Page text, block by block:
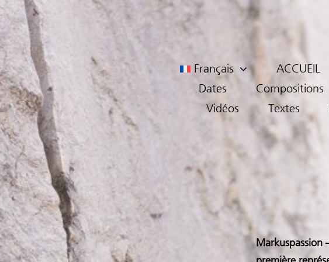
Français ACCUEIL
Dates
Compositions
Vidéos
Textes
Markuspassion